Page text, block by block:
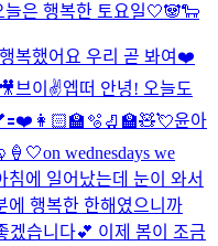
늘은 행복한 토요일🤍🐼🐑
복했어요 우리 곧 봐여❤️
브이✌️엡떠 안녕! 오늘도
🟰❤️ 👩🏻‍🏫🫧🛼🏫🧸💘윤아
on wednesdays we
침에 일어났는데 눈이 와서
에 행복한 한해였으니까
겠습니다💕 이제 봄이 조금